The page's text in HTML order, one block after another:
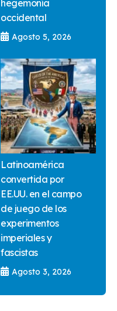
hegemonía
occidental
Agosto 5, 2026
Latinoamérica
convertida por
EE.UU. en el campo
de juego de los
experimentos
imperiales y
fascistas
Agosto 3, 2026